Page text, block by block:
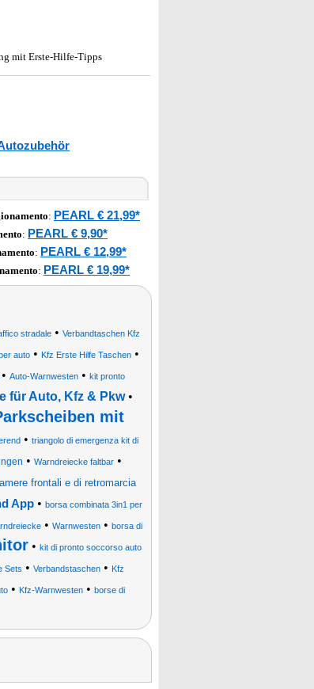
mit Erste-Hilfe-Tipps
: PEARL € 21,99*
: PEARL € 9,90*
: PEARL € 12,99*
: PEARL € 19,99*
stradale• Verbandtaschen Kfz
auto• Kfz Erste Hilfe Taschen•
• Auto-Warnwesten • kit pronto
für Auto, Kfz & Pkw•
mit
• triangolo di emergenza kit di
• Warndreiecke faltbar •
frontali e di retromarcia
App• borsa combinata 3in1 per
• Warnwesten • borsa di
• kit di pronto soccorso auto
Sets • Verbandstaschen• Kfz
• Kfz-Warnwesten• borse di